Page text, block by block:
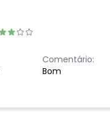
Comentário:
Bom